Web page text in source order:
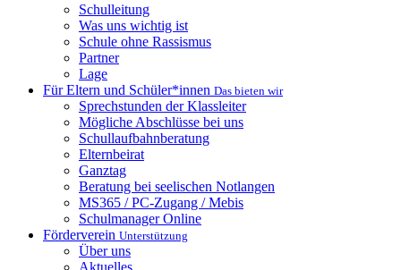
Schulleitung
Was uns wichtig ist
Schule ohne Rassismus
Partner
Lage
Für Eltern und Schüler*innen Das bieten wir
Sprechstunden der Klassleiter
Mögliche Abschlüsse bei uns
Schullaufbahnberatung
Elternbeirat
Ganztag
Beratung bei seelischen Notlangen
MS365 / PC-Zugang / Mebis
Schulmanager Online
Förderverein Unterstützung
Über uns
Aktuelles